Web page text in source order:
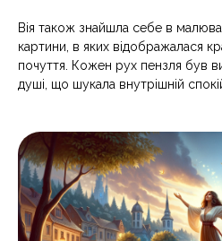
Вія також знайшла себе в
картини, в яких відображалася
почуття. Кожен рух пензля був
душі, що шукала внутрішній